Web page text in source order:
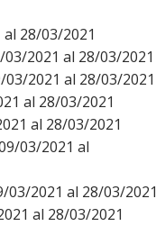
28/03/2021
03/2021 al 28/03/2021
03/2021 al 28/03/2021
al 28/03/2021
al 28/03/2021
03/2021 al
03/2021 al 28/03/2021
al 28/03/2021